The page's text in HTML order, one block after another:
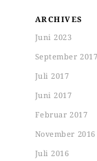
ARCHIVES
Juni 2023
September
Juli 2017
Juni 2017
Februar 2017
November 2016
Juli 2016